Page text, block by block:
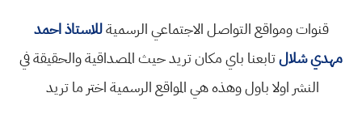
قنوات ومواقع التواصل الاجتماعي الرسميةللاستاذ احمد
مهدي شلالتابعنا باي مكان تريد حيث المصداقية والحقيقة في
النشر اولا باول وهذه هي المواقع الرسمية اختر ما تريد